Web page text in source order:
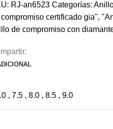
RJ-an6523 Categorías:
certificado gia",
de compromiso con
, 7.5 , 8.0 , 8.5 , 9.0